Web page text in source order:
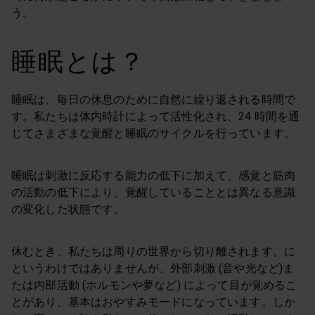
う。
睡眠とは？
睡眠は、毎日の休息のために自然に繰り返される時間で
す。私たちは体内時計によって活性化され、24 時間を通
じてさまざまな覚醒と睡眠のサイクルを行っています。
睡眠は刺激に反応する能力の低下に加えて、感覚と筋肉
の活動の低下により、覚醒していることとは異なる意識
の変化した状態です。
休むとき、私たちは周りの世界から切り離されます。に
というわけではありませんが、外部刺激 (音や光など)ま
たは内部活動 (ホルモンや夢など) によって目が覚めるこ
とがあり、基本はおやすみモードになっています。しか